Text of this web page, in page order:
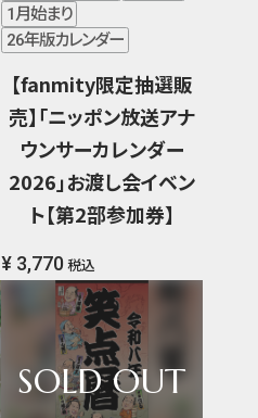
1月始まり
26年版カレンダー
【fanmity限定抽選販
売】「ニッポン放送アナ
ウンサーカレンダー
2026」お渡し会イベン
ト【第2部参加券】
¥ 3,770 税込